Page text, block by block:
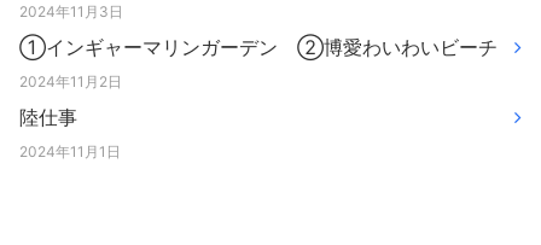
2024年11月3日
①インギャーマリンガーデン ②博愛わいわいビーチ
2024年11月2日
陸仕事
2024年11月1日